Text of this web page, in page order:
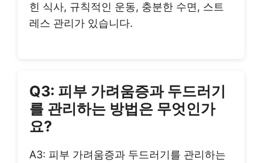
힌 식사, 규칙적인 운동, 충분한 수면, 스트
레스 관리가 있습니다.
Q3: 피부 가려움증과 두드러기
를 관리하는 방법은 무엇인가
요?
A3: 피부 가려움증과 두드러기를 관리하는